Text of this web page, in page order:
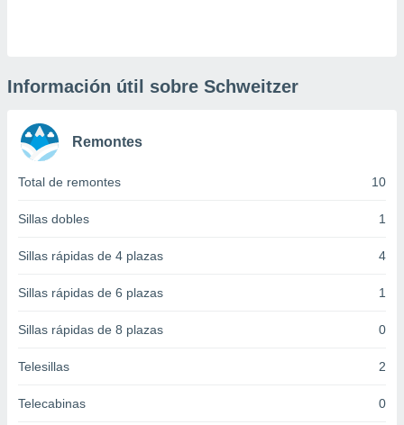
únicos
similares
como
de
en
a lo que
su
Información útil sobre Schweitzer
Remontes
Total de remontes 10
Sillas dobles 1
Sillas rápidas de 4 plazas 4
Sillas rápidas de 6 plazas 1
Sillas rápidas de 8 plazas 0
Telesillas 2
Telecabinas 0